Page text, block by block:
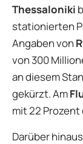
Thessaloniki
stationierten
Angaben von
von 300
an diesem
gekürzt. Am
mit 22
Darüber